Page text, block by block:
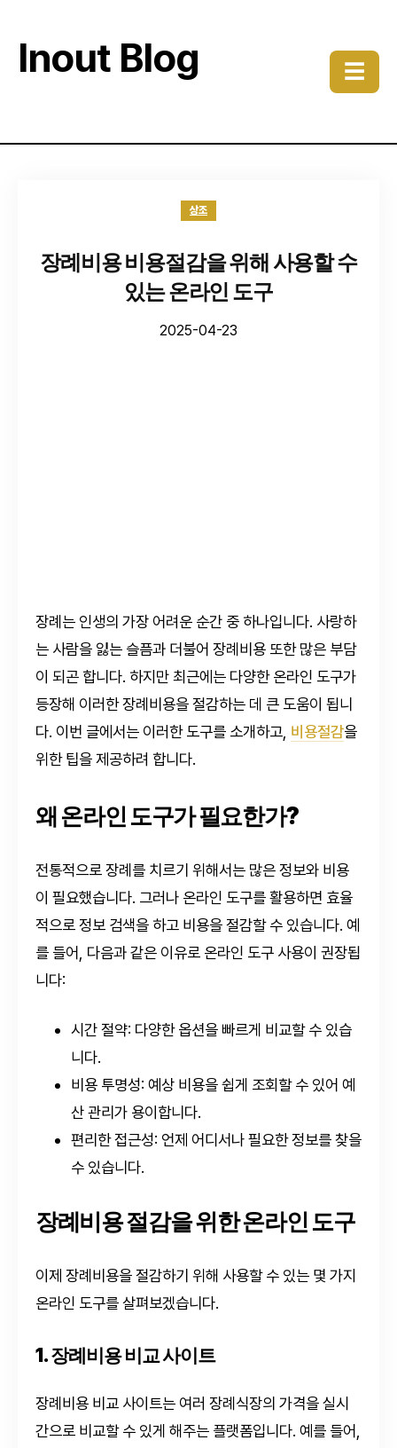
Inout Blog ☰
상조
장례비용 비용절감을 위해 사용할 수
있는 온라인 도구
2025-04-23
장례는 인생의 가장 어려운 순간 중 하나입니다. 사랑하
는 사람을 잃는 슬픔과 더불어 장례비용 또한 많은 부담
이 되곤 합니다. 하지만 최근에는 다양한 온라인 도구가
등장해 이러한 장례비용을 절감하는 데 큰 도움이 됩니
다. 이번 글에서는 이러한 도구를 소개하고, 비용절감을
위한 팁을 제공하려 합니다.
왜 온라인 도구가 필요한가?
전통적으로 장례를 치르기 위해서는 많은 정보와 비용
이 필요했습니다. 그러나 온라인 도구를 활용하면 효율
적으로 정보 검색을 하고 비용을 절감할 수 있습니다. 예
를 들어, 다음과 같은 이유로 온라인 도구 사용이 권장됩
니다:
시간 절약: 다양한 옵션을 빠르게 비교할 수 있습
니다.
비용 투명성: 예상 비용을 쉽게 조회할 수 있어 예
산 관리가 용이합니다.
편리한 접근성: 언제 어디서나 필요한 정보를 찾을
수 있습니다.
장례비용 절감을 위한 온라인 도구
이제 장례비용을 절감하기 위해 사용할 수 있는 몇 가지
온라인 도구를 살펴보겠습니다.
1. 장례비용 비교 사이트
장례비용 비교 사이트는 여러 장례식장의 가격을 실시
간으로 비교할 수 있게 해주는 플랫폼입니다. 예를 들어,